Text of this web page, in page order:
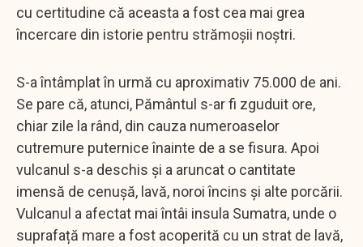
cu certitudine că aceasta a fost cea mai grea
încercare din istorie pentru strămoșii noștri.
S-a întâmplat în urmă cu aproximativ 75.000 de ani.
Se pare că, atunci, Pământul s-ar fi zguduit ore,
chiar zile la rând, din cauza numeroaselor
cutremure puternice înainte de a se fisura. Apoi
vulcanul s-a deschis și a aruncat o cantitate
imensă de cenușă, lavă, noroi încins și alte porcării.
Vulcanul a afectat mai întâi insula Sumatra, unde o
suprafață mare a fost acoperită cu un strat de lavă,